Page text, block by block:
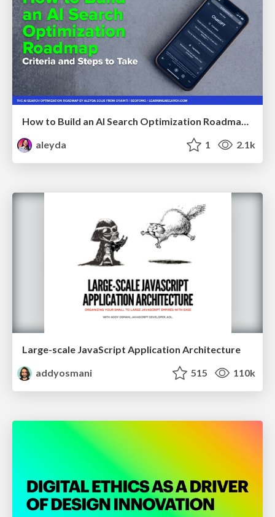
How to Build an AI Search Optimization Roadmap - Criteria and Steps to Take #SEOIRL
aleyda
1 2.1k
Large-scale JavaScript Application Architecture
addyosmani
515 110k